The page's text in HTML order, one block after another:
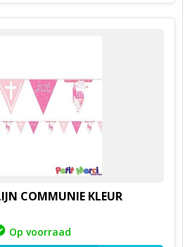
COMMUNIE KLEUR
Op voorraad